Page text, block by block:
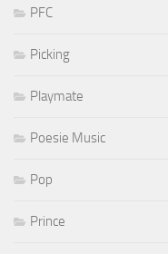
PFC
Picking
Playmate
Poesie Music
Pop
Prince